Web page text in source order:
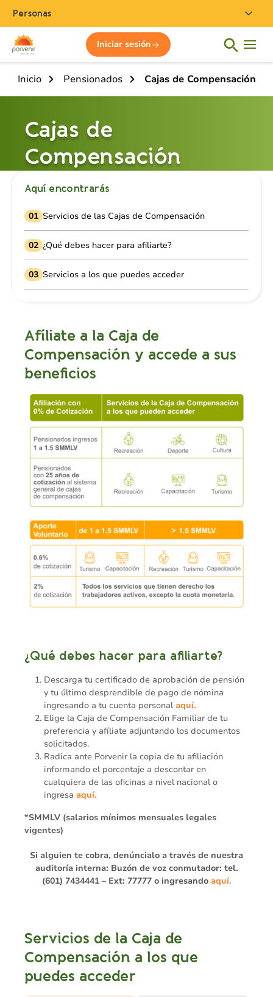
Personas
Iniciar sesión
Inicio Pensionados Cajas de Compensación
Cajas de
Compensación
Aquí encontrarás
01 Servicios de las Cajas de Compensación
02 ¿Qué debes hacer para afiliarte?
03 Servicios a los que puedes acceder
Afíliate a la Caja de
Compensación y accede a sus
beneficios
¿Qué debes hacer para afiliarte?
Descarga tu certificado de aprobación de pensión
y tu último desprendible de pago de nómina
ingresando a tu cuenta personalaquí.
Elige la Caja de Compensación Familiar de tu
preferencia y afíliate adjuntando los documentos
solicitados.
Radica ante Porvenir la copia de tu afiliación
informando el porcentaje a descontar en
cualquiera de las oficinas a nivel nacional o
ingresa aquí.
*SMMLV (salarios mínimos mensuales legales
vigentes)
Si alguien te cobra, denúncialo a través de nuestra
auditoría interna: Buzón de voz conmutador: tel.
(601) 7434441 – Ext: 77777 o ingresando aquí.
Servicios de la Caja de
Compensación a los que
puedes acceder